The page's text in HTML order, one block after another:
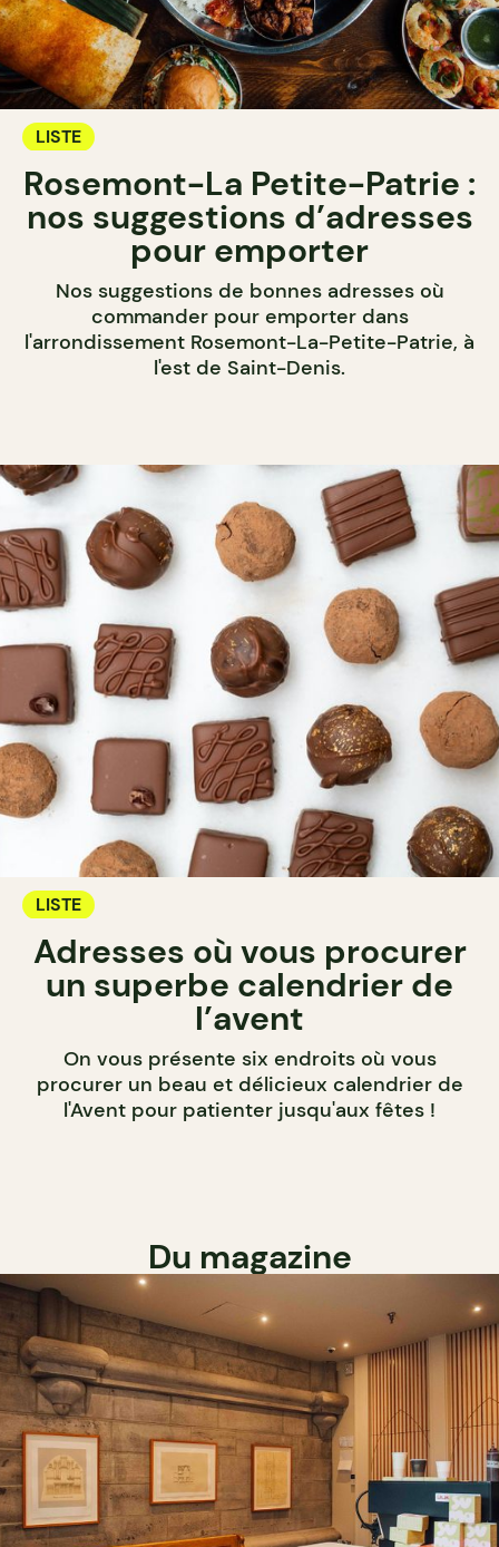
LISTE
Rosemont-La Petite-Patrie :
nos suggestions d’adresses
pour emporter
Nos suggestions de bonnes adresses où
commander pour emporter dans
l'arrondissement Rosemont-La-Petite-Patrie, à
l'est de Saint-Denis.
LISTE
Adresses où vous procurer
un superbe calendrier de
l’avent
On vous présente six endroits où vous
procurer un beau et délicieux calendrier de
l'Avent pour patienter jusqu'aux fêtes !
Du magazine